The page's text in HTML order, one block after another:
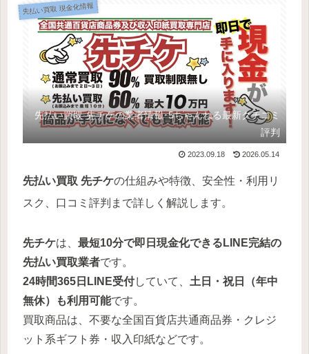
先払い買取 現金化情報
先払い買取-先チケの業者情報･5ちゃんねる最新クチコミ
評判
2023.09.18 2026.05.14
先払い買取 先チケの仕組みや特徴、安全性・利用リ
スク、口コミ評判まで詳しく解説します。
先チケは、 最短10分で即日現金化できるLINE完結の
先払い買取業者です。
24時間365日LINE受付していて、 土日・祝日
（年中
無休）
も利用可能です。
買取商品は、不要な全国百貨店共通商品券・クレジ
ット系ギフト券・収入印紙などです。